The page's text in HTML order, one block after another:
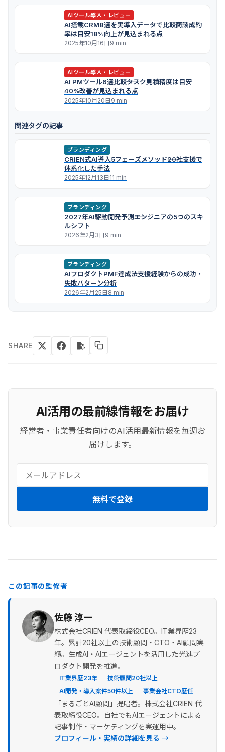
AIツール導入・レビュー
AI搭載CRM8選を実導入データで比較――商談成約
率は目安18%向上が見込まれる点
2025年10月16日9 min
AIツール導入・レビュー
AI PMツール6選比較――タスク見積精度は目安
40%改善が見込まれる点
2025年10月20日9 min
関連タグの記事
ブランディング
CRIEN式AI導入5フェーズメソッド――20社支援で
体系化した手法
2025年12月13日11 min
ブランディング
2027年AI駆動開発予測――エンジニアの5つのスキ
ルシフト
2026年2月3日9 min
ブランディング
AIプロダクトPMF達成法――支援経験からの成功・
失敗パターン分析
2026年2月25日8 min
SHARE
AI活用の最前線情報をお届け
経営者・事業責任者向けのAI活用最新情報を毎週お
届けします。
無料で登録
この記事の監修者
佐藤 淳一
株式会社CRIEN 代表取締役CEO。IT業界歴23
年。累計20社以上の技術顧問・CTO・AI顧問実
績。生成AI・AIエージェントを活用した光速プ
ロダクト開発を推進。
IT業界歴23年
技術顧問20社以上
AI開発・導入案件50件以上
事業会社CTO歴任
「まるごとAI顧問」提唱者。株式会社CRIEN 代
表取締役CEO。自社でもAIエージェントによる
記事制作・マーケティングを実運用中。
プロフィール・実績の詳細を見る →